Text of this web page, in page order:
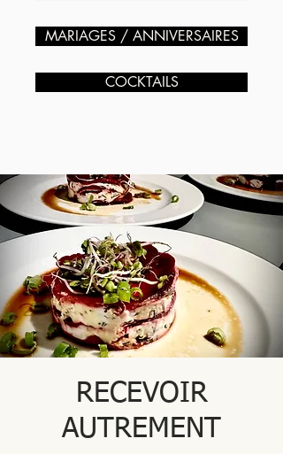
MARIAGES / ANNIVERSAIRES
COCKTAILS
RECEVOIR
AUTREMENT